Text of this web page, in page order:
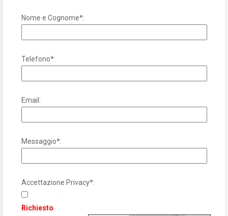
Nome e Cognome*:
Telefono*:
Email:
Messaggio*:
Accettazione Privacy*:
Richiesto